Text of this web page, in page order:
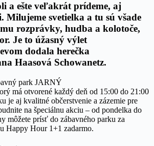
a ešte veľakrát prídeme, aj
Milujeme svetielka a tu sú všade
rozprávky, hudba a kolotoče,
Je to úžasný výlet
dodala herečka
Haasová Schowanetz.
park JARNÝ
má otvorené každý deň od 15:00 do 21:00
je aj kvalitné občerstvenie a zázemie pre
na špeciálnu akciu – od pondelka do
môžete prísť do zábavného parku za
Happy Hour 1+1 zadarmo.